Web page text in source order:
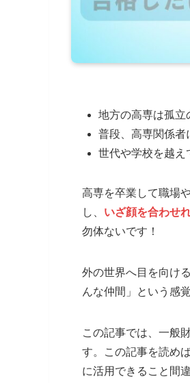
地方の高専は孤
普段、高専関係者
世代や学校を越え
高専を卒業して職場
し、 いざ顔を合わせ
勿体ないです！
外の世界へ目を向け
んな仲間」という感
この記事では、一般
す。この記事を読め
に活用できること間